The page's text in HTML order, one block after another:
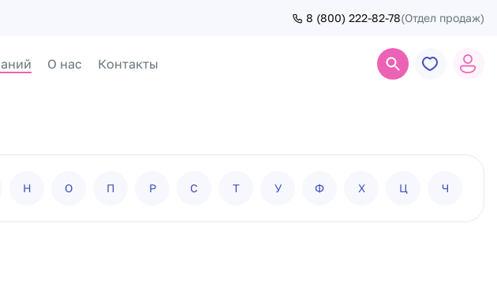
8 (800) 222-82-78(Отдел продаж)
О нас Контакты
Н О П Р С Т У Ф Х Ц Ч